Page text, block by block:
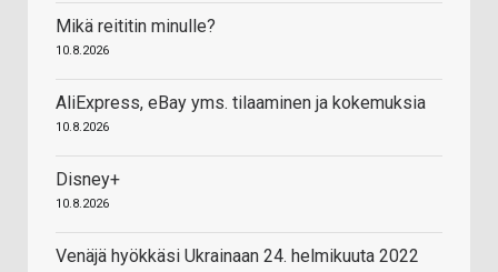
Mikä reititin minulle?
10.8.2026
AliExpress, eBay yms. tilaaminen ja kokemuksia
10.8.2026
Disney+
10.8.2026
Venäjä hyökkäsi Ukrainaan 24. helmikuuta 2022